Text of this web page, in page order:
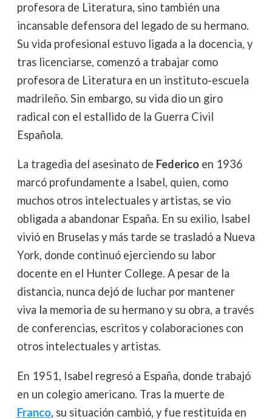
profesora de Literatura, sino también una
incansable defensora del legado de su hermano.
Su vida profesional estuvo ligada a la docencia, y
tras licenciarse, comenzó a trabajar como
profesora de Literatura en un instituto-escuela
madrileño. Sin embargo, su vida dio un giro
radical con el estallido de la Guerra Civil
Española.
La tragedia del asesinato de Federicoen 1936
marcó profundamente a Isabel, quien, como
muchos otros intelectuales y artistas, se vio
obligada a abandonar España. En su exilio, Isabel
vivió en Bruselas y más tarde se trasladó a Nueva
York, donde continuó ejerciendo su labor
docente en el Hunter College. A pesar de la
distancia, nunca dejó de luchar por mantener
viva la memoria de su hermano y su obra, a través
de conferencias, escritos y colaboraciones con
otros intelectuales y artistas.
En 1951, Isabel regresó a España, donde trabajó
en un colegio americano. Tras la muerte de
Franco, su situación cambió, y fue restituida en